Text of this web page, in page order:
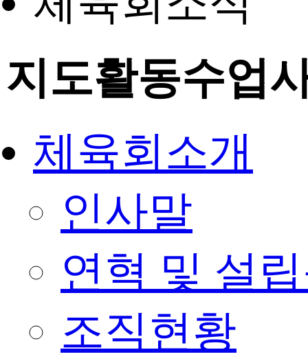
지도활동수업
체육회소개
인사말
연혁 및 설
조직현황